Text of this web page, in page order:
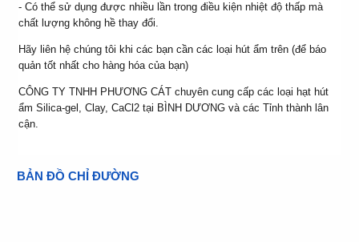
- Có thể sử dụng được nhiều lần trong điều kiện nhiệt độ thấp mà
chất lượng không hề thay đổi.
Hãy liên hệ chúng tôi khi các bạn cần các loại hút ẩm trên (để báo
quản tốt nhất cho hàng hóa của bạn)
CÔNG TY TNHH PHƯƠNG CÁT chuyên cung cấp các loại hạt hút
ẩm Silica-gel, Clay, CaCl2 tại BÌNH DƯƠNG và các Tỉnh thành lân
cận.
BẢN ĐỒ CHỈ ĐƯỜNG